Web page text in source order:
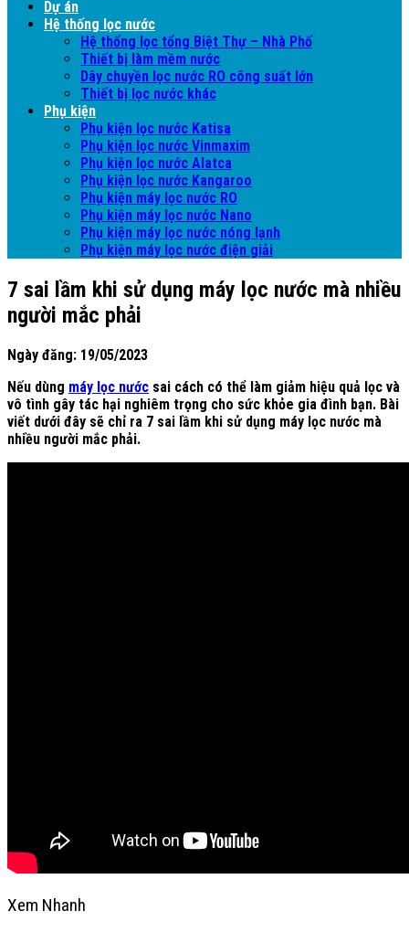
Dự án
Hệ thống lọc nước
Hệ thống lọc tổng Biệt Thự – Nhà Phố
Thiết bị làm mềm nước
Dây chuyền lọc nước RO công suất lớn
Thiết bị lọc nước khác
Phụ kiện
Phụ kiện lọc nước Katisa
Phụ kiện lọc nước Vinmaxim
Phụ kiện lọc nước Alatca
Phụ kiện lọc nước Kangaroo
Phụ kiện máy lọc nước RO
Phụ kiện máy lọc nước Nano
Phụ kiện máy lọc nước nóng lạnh
Phụ kiện máy lọc nước điện giải
7 sai lầm khi sử dụng máy lọc nước mà nhiều
người mắc phải
Ngày đăng: 19/05/2023
Nếu dùng máy lọc nước sai cách có thể làm giảm hiệu quả lọc và
vô tình gây tác hại nghiêm trọng cho sức khỏe gia đình bạn. Bài
viết dưới đây sẽ chỉ ra 7 sai lầm khi sử dụng máy lọc nước mà
nhiều người mắc phải.
Xem Nhanh